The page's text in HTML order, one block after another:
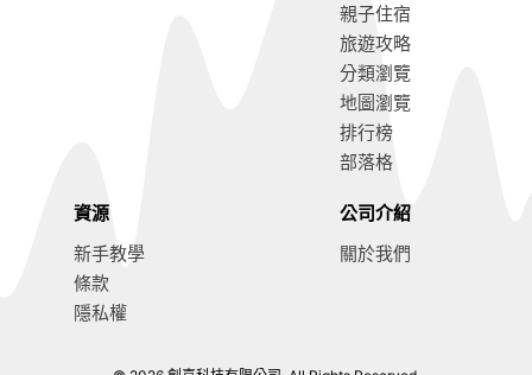
親子住宿
旅遊攻略
分類瀏覽
地圖瀏覽
排行榜
部落格
資源
新手教學
條款
隱私權
公司介紹
關於我們